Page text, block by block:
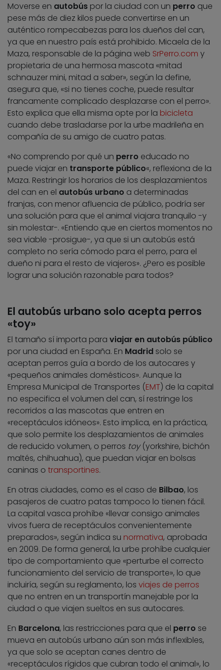
Moverse en autobús por la ciudad con un perro que
pese más de diez kilos puede convertirse en un
auténtico rompecabezas para los dueños del can,
ya que en nuestro país está prohibido. Micaela de la
Maza, responsable de la página web SrPerro.com y
propietaria de una hermosa mascota «mitad
schnauzer mini, mitad a saber», según la define,
asegura que, «si no tienes coche, puede resultar
francamente complicado desplazarse con el perro».
Esto explica que ella misma opte por la bicicleta
cuando debe trasladarse por la urbe madrileña en
compañía de su amigo de cuatro patas.
«No comprendo por qué un perro educado no
puede viajar en transporte público«, reflexiona de la
Maza. Restringir los horarios de los desplazamientos
del can en el autobús urbano a determinadas
franjas, con menor afluencia de público, podría ser
una solución para que el animal viajara tranquilo -y
sin molestar-. «Entiendo que en ciertos momentos no
sea viable -prosigue-, ya que si un autobús está
completo no sería cómodo para el perro, para el
dueño ni para el resto de viajeros». ¿Pero es posible
lograr una solución razonable para todos?
El autobús urbano solo acepta perros
«toy»
El tamaño sí importa para viajar en autobús público
por una ciudad en España. En Madrid solo se
aceptan perros guía a bordo de los autocares y
«pequeños animales domésticos». Aunque la
Empresa Municipal de Transportes (EMT) de la capital
no especifica el volumen del can, sí restringe los
recorridos a las mascotas que entren en
«receptáculos idóneos». Esto implica, en la práctica,
que solo permite los desplazamientos de animales
de reducido volumen, o perros toy(yorkshire, bichón
maltés, chihuahua), que puedan viajar en bolsas
caninas o transportines.
En otras ciudades, como es el caso de Bilbao, los
pasajeros de cuatro patas tampoco lo tienen fácil.
La capital vasca prohíbe «llevar consigo animales
vivos fuera de receptáculos convenientemente
preparados», según indica su normativa, aprobada
en 2009. De forma general, la urbe prohíbe cualquier
tipo de comportamiento que «perturbe el correcto
funcionamiento del servicio de transporte», lo que
incluiría, según su reglamento, los viajes de perros
que no entren en un transportín manejable por la
ciudad o que viajen sueltos en sus autocares.
En Barcelona, las restricciones para que el perro se
mueva en autobús urbano aún son más inflexibles,
ya que solo se aceptan canes dentro de
«receptáculos rígidos que cubran todo el animal», lo